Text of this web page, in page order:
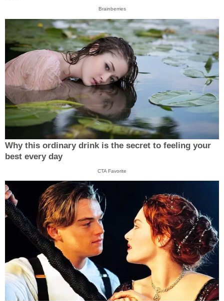
Brainberries
Why this ordinary drink is the secret to feeling your
best every day
CTA Favorite